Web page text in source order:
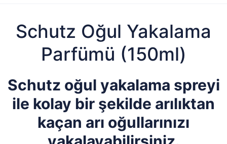
Schutz Oğul Yakalama
Parfümü (150ml)
Schutz oğul yakalama spreyi
ile kolay bir şekilde arılıktan
kaçan arı oğullarınızı